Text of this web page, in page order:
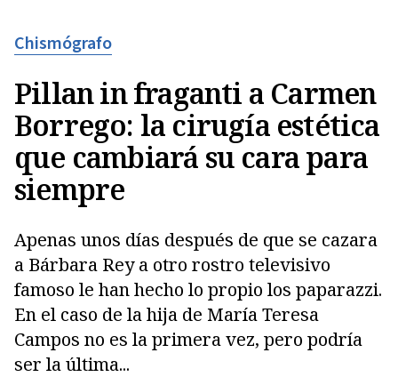
Chismógrafo
Pillan in fraganti a Carmen
Borrego: la cirugía estética
que cambiará su cara para
siempre
Apenas unos días después de que se cazara
a Bárbara Rey a otro rostro televisivo
famoso le han hecho lo propio los paparazzi.
En el caso de la hija de María Teresa
Campos no es la primera vez, pero podría
ser la última...